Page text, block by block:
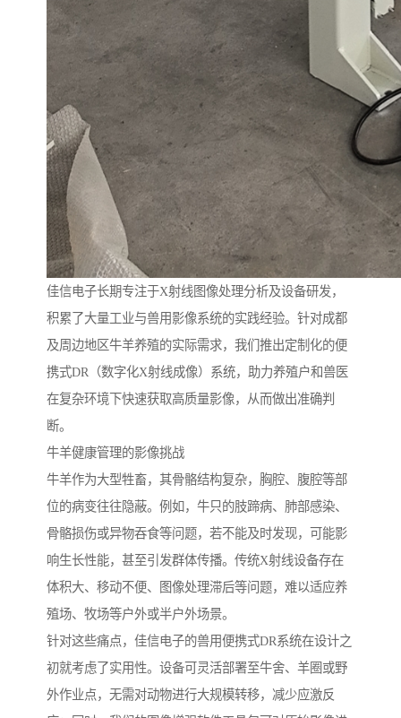
佳信电子长期专注于X射线图像处理分析及设备研发，
积累了大量工业与兽用影像系统的实践经验。针对成都
及周边地区牛羊养殖的实际需求，我们推出定制化的便
携式DR（数字化X射线成像）系统，助力养殖户和兽医
在复杂环境下快速获取高质量影像，从而做出准确判
断。
牛羊健康管理的影像挑战
牛羊作为大型牲畜，其骨骼结构复杂，胸腔、腹腔等部
位的病变往往隐蔽。例如，牛只的肢蹄病、肺部感染、
骨骼损伤或异物吞食等问题，若不能及时发现，可能影
响生长性能，甚至引发群体传播。传统X射线设备存在
体积大、移动不便、图像处理滞后等问题，难以适应养
殖场、牧场等户外或半户外场景。
针对这些痛点，佳信电子的兽用便携式DR系统在设计之
初就考虑了实用性。设备可灵活部署至牛舍、羊圈或野
外作业点，无需对动物进行大规模转移，减少应激反